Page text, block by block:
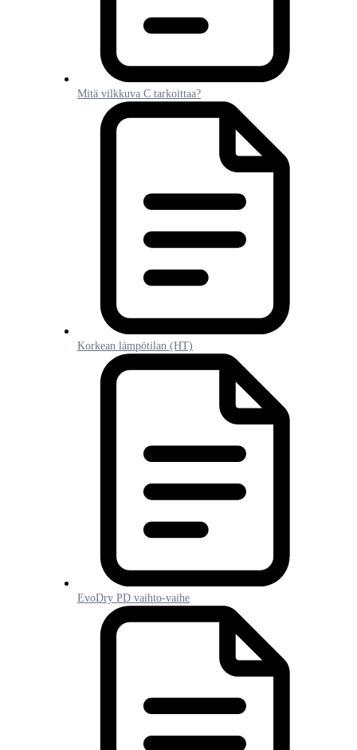
Mitä vilkkuva C tarkoittaa?
Korkean lämpötilan (HT)
EvoDry PD vaihto-vaihe